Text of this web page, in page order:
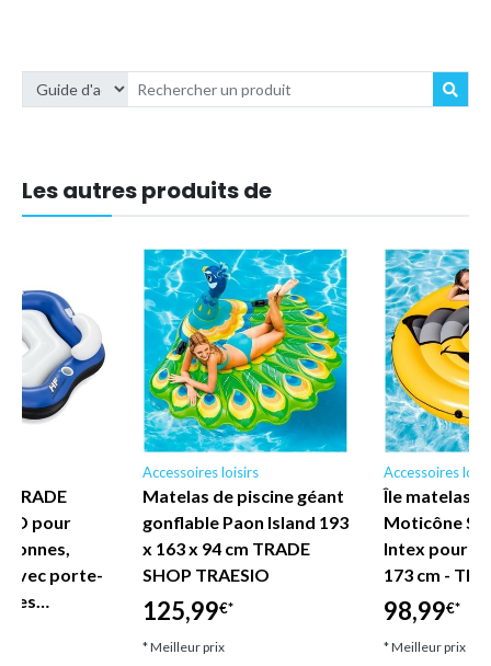
Les autres produits de
pour
avec porte-
Accessoires loisirs
Matelas de piscine géant
gonflable Paon Island 193
x 163 x 94 cm TRADE
SHOP TRAESIO
125,99€*
* Meilleur prix
Accessoires
Île matelas
Moticône
Intex pour
173 cm -
98,99€*
* Meilleur prix